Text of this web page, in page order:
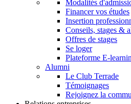
Modalités
Financer vos études
Insertion
Conseils, stages &
Offres de stages
Se loger
Plateforme E-
Alumni
Le Club Terrade
Témoignages
Rejoignez la